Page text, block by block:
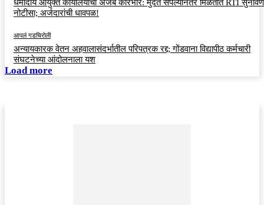
धर्मादाय आयुक्त कार्यालयाचा अजब कारभार: मुदत संपल्यानंतर मिळतात RTI
नोटीसा; अर्जदारांची धावपळ!
आपलं गडचिरोली
अन्यायकारक वेतन अहवालासंदर्भातील परिपत्रक रद्द; गोंडवाना विद्यापीठ कर्मचारी
संघटनेच्या आंदोलनाला यश
Load more